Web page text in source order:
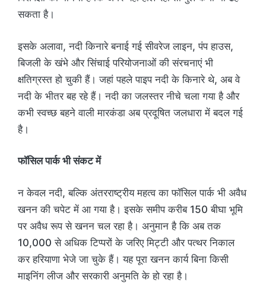
सकता है।
इसके अलावा, नदी किनारे बनाई गई सीवरेज लाइन, पंप हाउस,
बिजली के खंभे और सिंचाई परियोजनाओं की संरचनाएं भी
क्षतिग्रस्त हो चुकी हैं। जहां पहले पाइप नदी के किनारे थे, अब वे
नदी के भीतर बह रहे हैं। नदी का जलस्तर नीचे चला गया है और
कभी स्वच्छ बहने वाली मारकंडा अब प्रदूषित जलधारा में बदल गई
है।
फॉसिल पार्क भी संकट में
न केवल नदी, बल्कि अंतरराष्ट्रीय महत्व का फॉसिल पार्क भी अवैध
खनन की चपेट में आ गया है। इसके समीप करीब 150 बीघा भूमि
पर अवैध रूप से खनन चल रहा है। अनुमान है कि अब तक
10,000 से अधिक टिप्परों के जरिए मिट्टी और पत्थर निकाल
कर हरियाणा भेजे जा चुके हैं। यह पूरा खनन कार्य बिना किसी
माइनिंग लीज और सरकारी अनुमति के हो रहा है।